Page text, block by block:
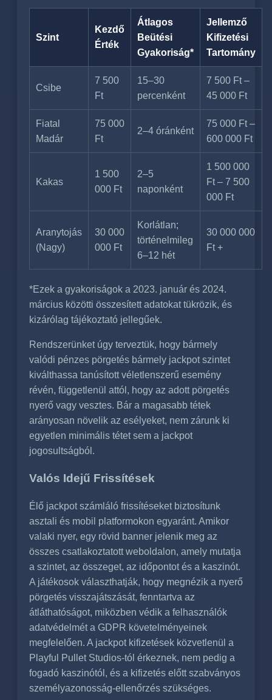
Szint
Kezdő
Érték
Átlagos
Beütési
Gyakoriság*
Jellemző
Kifizetési
Tartomány
Csibe
7 500
Ft
15–30
percenként
7 500 Ft –
45 000 Ft
Fiatal
Madár
75 000
Ft
2–4 óránként
75 000 Ft –
600 000 Ft
Kakas
1 500
000 Ft
2–5
naponként
1 500 000
Ft – 7 500
000 Ft
Aranytojás
(Nagy)
30 000
000 Ft
Korlátlan;
történelmileg
6–12 hét
30 000 000
Ft +
*Ezek a gyakoriságok a 2023. január és 2024.
március közötti összesített adatokat tükrözik, és
kizárólag tájékoztató jellegűek.
Rendszerünket úgy terveztük, hogy bármely
valódi pénzes pörgetés bármely jackpot szintet
kiválthassa tanúsított véletlenszerű esemény
révén, függetlenül attól, hogy az adott pörgetés
nyerő vagy vesztes. Bár a magasabb tétek
arányosan növelik az esélyeket, nem zárunk ki
egyetlen minimális tétet sem a jackpot
jogosultságból.
Valós Idejű Frissítések
Élő jackpot számláló frissítéseket biztosítunk
asztali és mobil platformokon egyaránt. Amikor
valaki nyer, egy rövid banner jelenik meg az
összes csatlakoztatott weboldalon, amely mutatja
a szintet, az összeget, az időpontot és a kaszinót.
A játékosok választhatják, hogy megnézik a nyerő
pörgetés visszajátszását, fenntartva az
átláthatóságot, miközben védik a felhasználók
adatvédelmét a GDPR követelményeinek
megfelelően. A jackpot kifizetések közvetlenül a
Playful Pullet Studios-tól érkeznek, nem pedig a
fogadó kaszinótól, és a kifizetés előtt szabványos
személyazonosság-ellenőrzés szükséges.